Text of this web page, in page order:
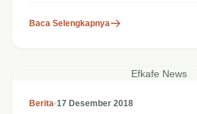
Baca Selengkapnya
Efkafe News
Berita•17 Desember 2018